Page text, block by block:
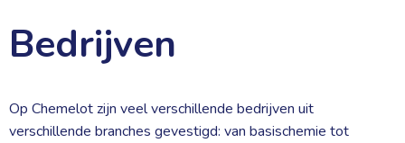
Bedrijven
Op Chemelot zijn veel verschillende bedrijven uit
verschillende branches gevestigd: van basischemie tot